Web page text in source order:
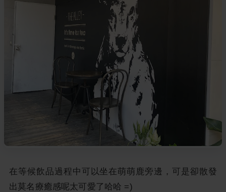
在等候飲品過程中可以坐在萌萌鹿旁邊，可是卻散發
出莫名療癒感呢太可愛了哈哈 =)